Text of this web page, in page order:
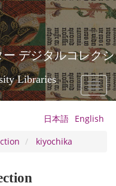
デジタルコレクシ
Libraries
Toggle
日本語 English
kiyochika